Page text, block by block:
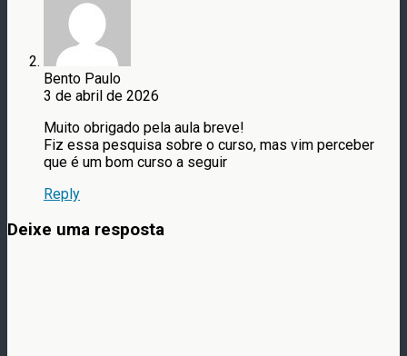
Bento Paulo
3 de abril de 2026
Muito obrigado pela aula breve!
Fiz essa pesquisa sobre o curso, mas vim perceber
que é um bom curso a seguir
Reply
Deixe uma resposta